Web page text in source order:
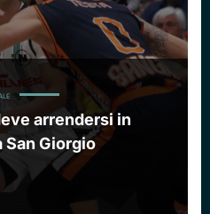
arrendersi in
San Giorgio